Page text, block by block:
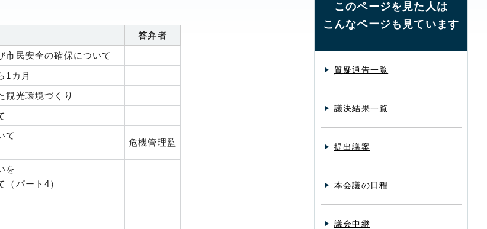
答弁者
市民安全の確保について
1カ月
観光環境づくり
て
危機管理監
を
（パート4）
このページを見た人は
こんなページも見ています
質疑通告一覧
議決結果一覧
提出議案
本会議の日程
議会中継